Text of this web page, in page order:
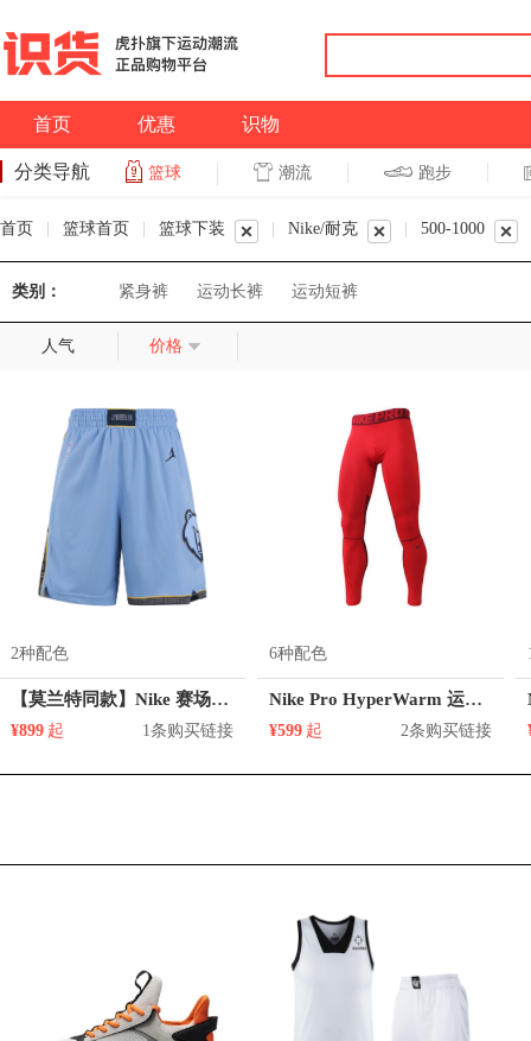
首页 优惠 识物
分类导航 篮球 潮流 跑步
首页 篮球首页 篮球下装 Nike/耐克 500-1000
类别： 紧身裤 运动长裤 运动短裤
人气 价格
2种配色
【莫兰特同款】Nike 赛场系列 NBA灰熊队篮球短裤 BV5875
¥899 起 1条购买链接
6种配色
Nike Pro HyperWarm 运动压缩加绒紧身弹力裤 802002
¥599 起 2条购买链接